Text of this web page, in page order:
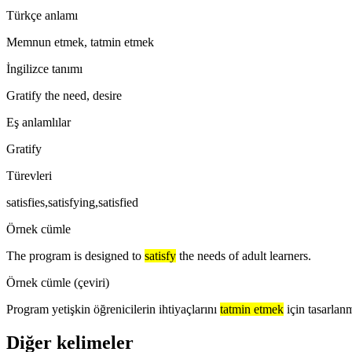
Türkçe anlamı
Memnun etmek, tatmin etmek
İngilizce tanımı
Gratify the need, desire
Eş anlamlılar
Gratify
Türevleri
satisfies,satisfying,satisfied
Örnek cümle
The program is designed to satisfy the needs of adult learners.
Örnek cümle (çeviri)
Program yetişkin öğrenicilerin ihtiyaçlarını tatmin etmek için
Diğer kelimeler